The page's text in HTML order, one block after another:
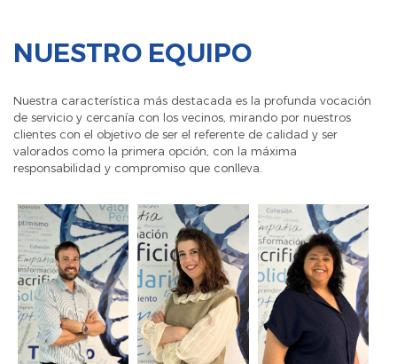
NUESTRO EQUIPO
Nuestra característica más destacada es la profunda vocación
de servicio y cercanía con los vecinos, mirando por nuestros
clientes con el objetivo de ser el referente de calidad y ser
valorados como la primera opción, con la máxima
responsabilidad y compromiso que conlleva.